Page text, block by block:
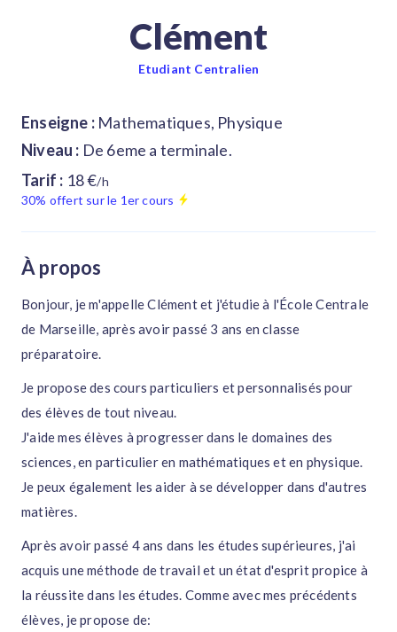
Clément
Etudiant Centralien
Enseigne : Mathematiques, Physique
Niveau : De 6eme a terminale.
Tarif : 18 €/h
30% offert sur le 1er cours
À propos
Bonjour, je m'appelle Clément et j'étudie à l'École Centrale
de Marseille, après avoir passé 3 ans en classe
préparatoire.
Je propose des cours particuliers et personnalisés pour
des élèves de tout niveau.
J'aide mes élèves à progresser dans le domaines des
sciences, en particulier en mathématiques et en physique.
Je peux également les aider à se développer dans d'autres
matières.
Après avoir passé 4 ans dans les études supérieures, j'ai
acquis une méthode de travail et un état d'esprit propice à
la réussite dans les études. Comme avec mes précédents
élèves, je propose de: